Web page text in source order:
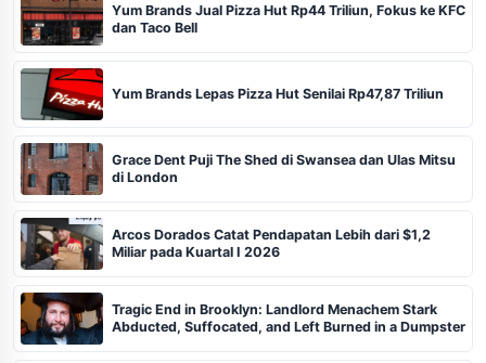
Yum Brands Jual Pizza Hut Rp44 Triliun, Fokus ke KFC
dan Taco Bell
Yum Brands Lepas Pizza Hut Senilai Rp47,87 Triliun
Grace Dent Puji The Shed di Swansea dan Ulas Mitsu
di London
Arcos Dorados Catat Pendapatan Lebih dari $1,2
Miliar pada Kuartal I 2026
Tragic End in Brooklyn: Landlord Menachem Stark
Abducted, Suffocated, and Left Burned in a Dumpster